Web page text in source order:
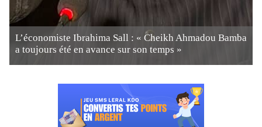
L’économiste Ibrahima Sall : « Cheikh Ahmadou Bamba
a toujours été en avance sur son temps »